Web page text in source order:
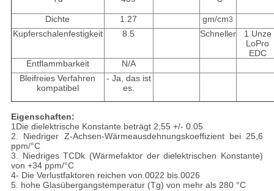
Dichte 1.27 gm/cm3
Kupferschalenfestigkeit 8.5 Schneller
1 Unze
LoPro
EDC
Entflammbarkeit
N/A
Bleifreies Verfahren
kompatibel
- Ja, das ist
es.
Eigenschaften:
1Die dielektrische Konstante beträgt 2,55 +/- 0.05
2. Niedriger Z-Achsen-Wärmeausdehnungskoeffizient bei 25,6
ppm/°C
3. Niedriges TCDk (Wärmefaktor der dielektrischen Konstante)
von +34 ppm/°C
4- Die Verlustfaktoren reichen von.0022 bis.0026
5. hohe Glasübergangstemperatur (Tg) von mehr als 280 °C